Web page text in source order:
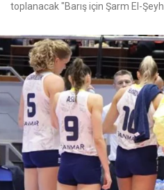
toplanacak "Barış için Şarm El-